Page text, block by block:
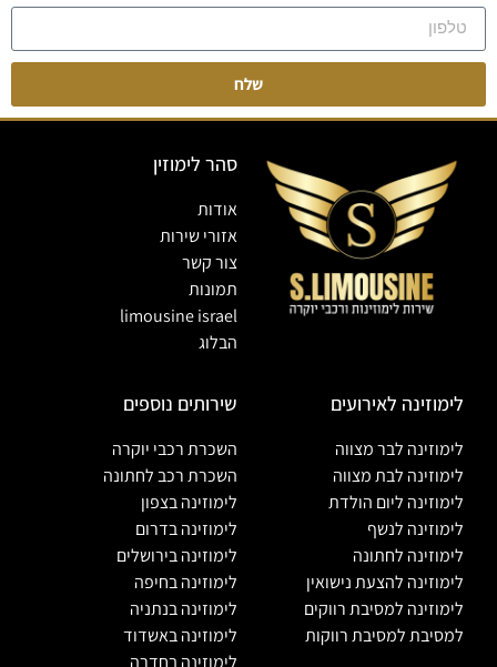
שלח
סהר לימוזין
אודות
אזורי שירות
צור קשר
תמונות
limousine israel
הבלוג
לימוזינה לאירועים
לימוזינה לבר מצווה
לימוזינה לבת מצווה
לימוזינה ליום הולדת
לימוזינה לנשף
לימוזינה לחתונה
לימוזינה להצעת נישואין
לימוזינה למסיבת רווקים
למסיבת למסיבת רווקות
שירותים נוספים
השכרת רכבי יוקרה
השכרת רכב לחתונה
לימוזינה בצפון
לימוזינה בדרום
לימוזינה בירושלים
לימוזינה בחיפה
לימוזינה בנתניה
לימוזינה באשדוד
לימוזינה בחדרה